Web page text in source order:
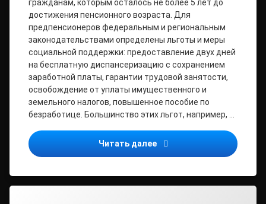
гражданам, которым осталось не более 5 лет до
достижения пенсионного возраста. Для
предпенсионеров федеральным и региональным
законодательствами определены льготы и меры
социальной поддержки: предоставление двух дней
на бесплатную диспансеризацию с сохранением
заработной платы, гарантии трудовой занятости,
освобождение от уплаты имущественного и
земельного налогов, повышенное пособие по
безработице. Большинство этих льгот, например, …
Читать далее Кто считается